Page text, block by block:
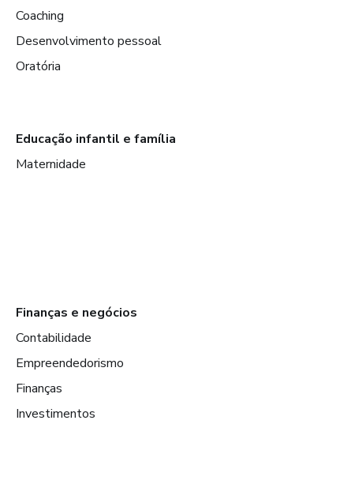
Coaching
Desenvolvimento pessoal
Oratória
Educação infantil e família
Maternidade
Finanças e negócios
Contabilidade
Empreendedorismo
Finanças
Investimentos